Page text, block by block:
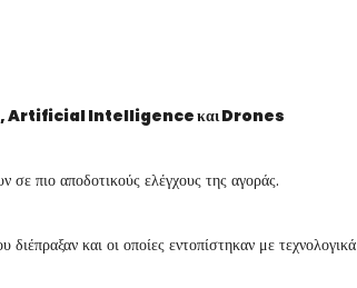
Artificial Intelligence και Drones
σε πιο αποδοτικούς ελέγχους της αγοράς.
και οι οποίες εντοπίστηκαν με τεχνολογικά